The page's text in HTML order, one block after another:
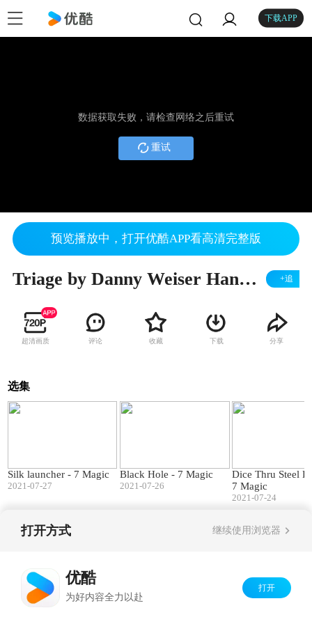
下载APP
数据获取失败，请检查网络之后重试
重试
预览播放中，打开优酷APP看高清完整版
Triage by Danny Weiser Handcrafted - ( Tutorial ) - 7 Magic +追
超清画质 评论 收藏 下载 分享
选集
Silk launcher - 7 Magic
2021-07-27
Black Hole - 7 Magic
2021-07-26
Dice Thru Steel
7 Magic
2021-07-24
打开方式 继续使用浏览器
优酷
为好内容全力以赴
打开